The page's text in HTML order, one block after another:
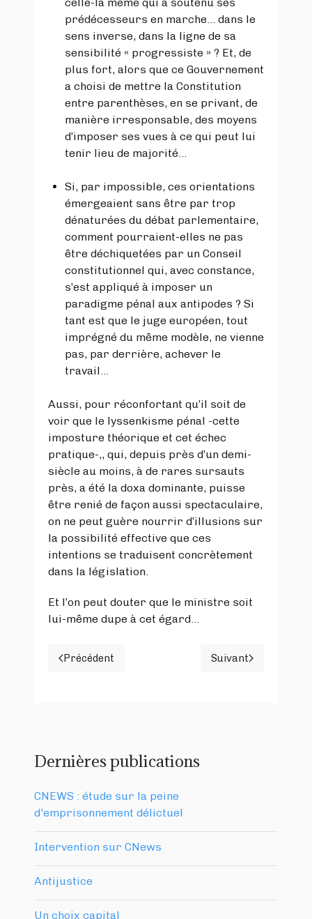
prédécesseurs en marche… dans le
sens inverse, dans la ligne de sa
sensibilité « progressiste » ? Et, de
plus fort, alors que ce Gouvernement
a choisi de mettre la Constitution
entre parenthèses, en se privant, de
manière irresponsable, des moyens
d’imposer ses vues à ce qui peut lui
tenir lieu de majorité...
Si, par impossible, ces orientations
émergeaient sans être par trop
dénaturées du débat parlementaire,
comment pourraient-elles ne pas
être déchiquetées par un Conseil
constitutionnel qui, avec constance,
s’est appliqué à imposer un
paradigme pénal aux antipodes ? Si
tant est que le juge européen, tout
imprégné du même modèle, ne vienne
pas, par derrière, achever le
travail…
Aussi, pour réconfortant qu’il soit de
voir que le lyssenkisme pénal -cette
imposture théorique et cet échec
pratique-,, qui, depuis près d’un demi-
siècle au moins, à de rares sursauts
près, a été la doxa dominante, puisse
être renié de façon aussi spectaculaire,
on ne peut guère nourrir d’illusions sur
la possibilité effective que ces
intentions se traduisent concrètement
dans la législation.
Et l’on peut douter que le ministre soit
lui-même dupe à cet égard…
Article précédent : JUSTICE : HALTE AU FEU !
Précédent
Article suivant :
Suivant
Dernières publications
CNEWS : étude sur la peine
d'emprisonnement délictuel
Intervention sur CNews
Antijustice
Un choix capital